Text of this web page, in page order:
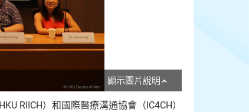
顯示圖片說明
RIICH）和國際醫療溝通協會（IC4CH）